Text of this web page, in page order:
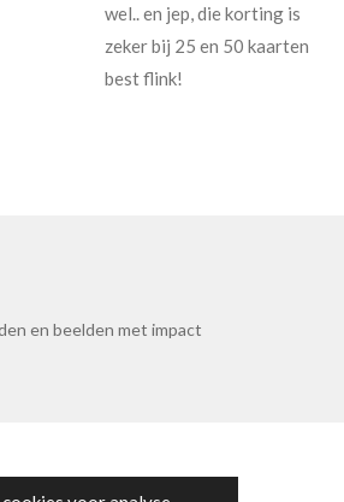
wel.. en jep, die korting is
zeker bij 25 en 50 kaarten
best flink!
en beelden met impact